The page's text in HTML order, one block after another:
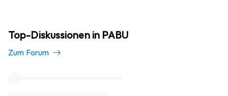
Top-Diskussionen in PABU
Zum Forum